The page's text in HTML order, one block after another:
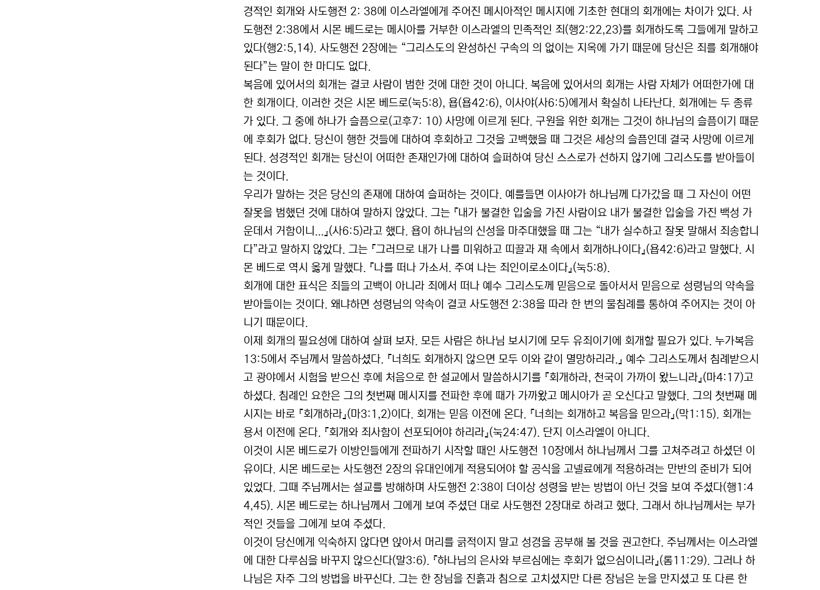
경적인 회개와 사도행전 2: 38에 이스라엘에게 주어진 메시아적인 메시지에 기초한 현대의 회개에는 차이가 있다. 사
도행전 2:38에서 시몬 베드로는 메시아를 거부한 이스라엘의 민족적인 죄(행2:22,23)를 회개하도록 그들에게 말하고
있다(행2:5,14). 사도행전 2장에는 “그리스도의 완성하신 구속의 의 없이는 지옥에 가기 때문에 당신은 죄를 회개해야
된다”는 말이 한 마디도 없다.
복음에 있어서의 회개는 결코 사람이 범한 것에 대한 것이 아니다. 복음에 있어서의 회개는 사람 자체가 어떠한가에 대
한 회개이다. 이러한 것은 시몬 베드로(눅5:8), 욥(욥42:6), 이사야(사6:5)에게서 확실히 나타난다. 회개에는 두 종류
가 있다. 그 중에 하나가 슬픔으로(고후7: 10) 사망에 이르게 된다. 구원을 위한 회개는 그것이 하나님의 슬픔이기 때문
에 후회가 없다. 당신이 행한 것들에 대하여 후회하고 그것을 고백했을 때 그것은 세상의 슬픔인데 결국 사망에 이르게
된다. 성경적인 회개는 당신이 어떠한 존재인가에 대하여 슬퍼하여 당신 스스로가 선하지 않기에 그리스도를 받아들이
는 것이다.
우리가 말하는 것은 당신의 존재에 대하여 슬퍼하는 것이다. 예를들면 이사야가 하나님께 다가갔을 때 그 자신이 어떤
잘못을 범했던 것에 대하여 말하지 않았다. 그는 『내가 불결한 입술을 가진 사람이요 내가 불결한 입술을 가진 백성 가
운데서 거함이니...』(사6:5)라고 했다. 욥이 하나님의 신성을 마주대했을 때 그는 “내가 실수하고 잘못 말해서 죄송합니
다”라고 말하지 않았다. 그는 『그러므로 내가 나를 미워하고 띠끌과 재 속에서 회개하나이다』(욥42:6)라고 말했다. 시
몬 베드로 역시 옳게 말했다. 『나를 떠나 가소서. 주여 나는 죄인이로소이다』(눅5:8).
회개에 대한 표식은 죄들의 고백이 아니라 죄에서 떠나 예수 그리스도께 믿음으로 돌아서서 믿음으로 성령님의 약속을
받아들이는 것이다. 왜냐하면 성령님의 약속이 결코 사도행전 2:38을 따라 한 번의 물침례를 통하여 주어지는 것이 아
니기 때문이다.
이제 회개의 필요성에 대하여 살펴 보자. 모든 사람은 하나님 보시기에 모두 유죄이기에 회개할 필요가 있다. 누가복음
13:5에서 주님께서 말씀하셨다. 『너희도 회개하지 않으면 모두 이와 같이 멸망하리라.』 예수 그리스도께서 침례받으시
고 광야에서 시험을 받으신 후에 처음으로 한 설교에서 말씀하시기를 『회개하라, 천국이 가까이 왔느니라』(마4:17)고
하셨다. 침례인 요한은 그의 첫번째 메시지를 전파한 후에 때가 가까왔고 메시아가 곧 오신다고 말했다. 그의 첫번째 메
시지는 바로 『회개하라』(마3:1,2)이다. 회개는 믿음 이전에 온다. 『너희는 회개하고 복음을 믿으라』(막1:15). 회개는
용서 이전에 온다. 『회개와 죄사함이 선포되어야 하리라』(눅24:47). 단지 이스라엘이 아니다.
이것이 시몬 베드로가 이방인들에게 전파하기 시작할 때인 사도행전 10장에서 하나님께서 그를 고쳐주려고 하셨던 이
유이다. 시몬 베드로는 사도행전 2장의 유대인에게 적용되어야 할 공식을 고넬료에게 적용하려는 만반의 준비가 되어
있었다. 그때 주님께서는 설교를 방해하며 사도행전 2:38이 더이상 성령을 받는 방법이 아닌 것을 보여 주셨다(행1:4
4,45). 시몬 베드로는 하나님께서 그에게 보여 주셨던 대로 사도행전 2장대로 하려고 했다. 그래서 하나님께서는 부가
적인 것들을 그에게 보여 주셨다.
이것이 당신에게 익숙하지 않다면 앉아서 머리를 긁적이지 말고 성경을 공부해 볼 것을 권고한다. 주님께서는 이스라엘
에 대한 다루심을 바꾸지 않으신다(말3:6). 『하나님의 은사와 부르심에는 후회가 없으심이니라』(롬11:29). 그러나 하
나님은 자주 그의 방법을 바꾸신다. 그는 한 장님을 진흙과 침으로 고치셨지만 다른 장님은 눈을 만지셨고 또 다른 한